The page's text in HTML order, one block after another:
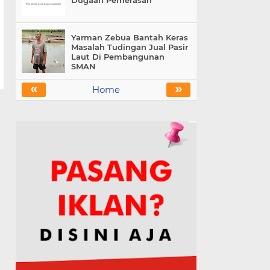
Yarman Zebua Bantah Keras
Masalah Tudingan Jual Pasir
Laut Di Pembangunan
SMAN
« »
Home